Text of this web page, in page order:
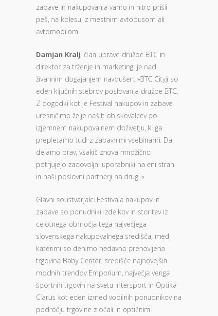
zabave in nakupovanja varno in hitro prišli
peš, na kolesu, z mestnim avtobusom ali
avtomobilom.
Damjan Kralj, član uprave družbe BTC in
direktor za trženje in marketing, je nad
živahnim dogajanjem navdušen: »BTC Cityji so
eden ključnih stebrov poslovanja družbe BTC.
Z dogodki kot je Festival nakupov in zabave
uresničimo želje naših obiskovalcev po
izjemnem nakupovalnem doživetju, ki ga
prepletamo tudi z zabavnimi vsebinami. Da
delamo prav, vsakič znova množično
potrjujejo zadovoljni uporabniki na eni strani
in naši poslovni partnerji na drugi.«
Glavni soustvarjalci Festivala nakupov in
zabave so ponudniki izdelkov in storitev iz
celotnega območja tega največjega
slovenskega nakupovalnega središča, med
katerimi so denimo nedavno prenovljena
trgovina Baby Center, središče najnovejših
modnih trendov Emporium, največja veriga
športnih trgovin na svetu Intersport in Optika
Clarus kot eden izmed vodilnih ponudnikov na
področju trgovine z očali in optičnimi